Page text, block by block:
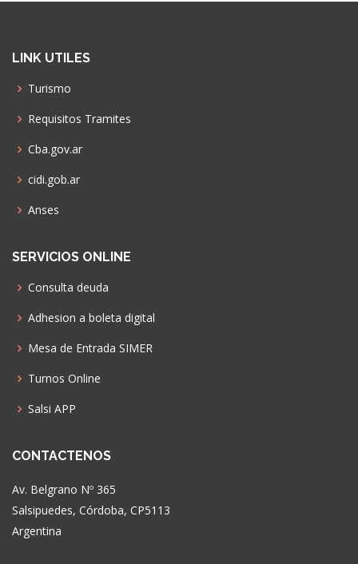
LINK UTILES
Turismo
Requisitos Tramites
Cba.gov.ar
cidi.gob.ar
Anses
SERVICIOS ONLINE
Consulta deuda
Adhesion a boleta digital
Mesa de Entrada SIMER
Turnos Online
Salsi APP
CONTACTENOS
Av. Belgrano Nº 365
Salsipuedes, Córdoba, CP5113
Argentina